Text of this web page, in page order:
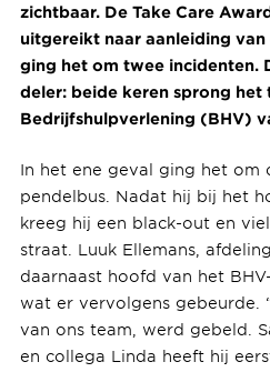
zichtbaar. De Take Care
uitgereikt naar aanleiding
ging het om twee incidenten.
deler: beide keren sprong het
Bedrijfshulpverlening (BHV)
In het ene geval ging het om
pendelbus. Nadat hij bij het
kreeg hij een black-out en
straat. Luuk Ellemans,
daarnaast hoofd van het
wat er vervolgens gebeurde.
van ons team, werd gebeld.
en collega Linda heeft hij